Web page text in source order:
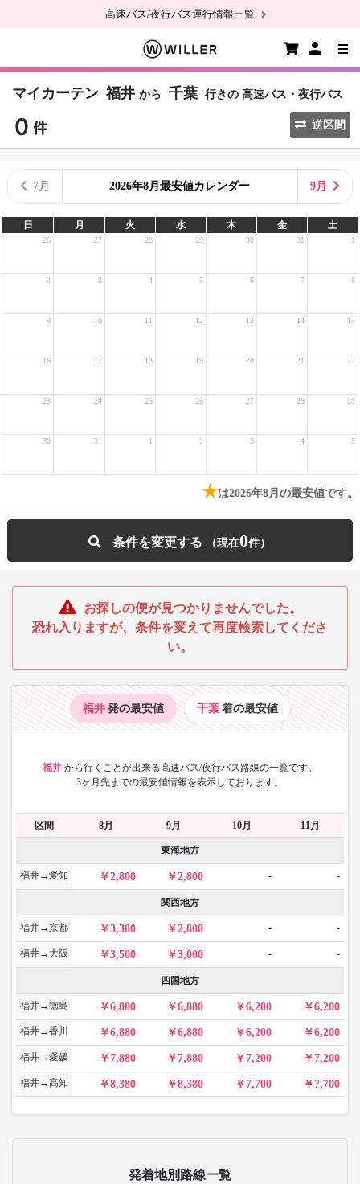
高速バス/夜行バス運行情報一覧
マイカーテン 福井 から 千葉 行きの 高速バス・夜行バス
逆区間
7月 2026年8月最安値カレンダー 9月
日 月 火 水 木 金 土
26 27 28 29 30 31 1
2 3 4 5 6 7 8
9 10 11 12 13 14 15
16 17 18 19 20 21 22
23 24 25 26 27 28 29
30 31 1 2 3 4 5
★は2026年8月の最安値です。
条件を変更する 0
お探しの便が見つかりませんでした。
恐れ入りますが、条件を変えて再度検索してくださ
い。
福井 発の最安値 千葉 着の最安値
福井 から行くことが出来る高速バス/夜行バス路線の一覧です。
3ヶ月先までの最安値情報を表示しております。
区間 8月 9月 10月 11月
東海地方
福井→愛知 2,800 2,800 - -
関西地方
福井→京都 3,300 2,800 - -
福井→大阪 3,500 3,000 - -
四国地方
福井→徳島 6,880 6,880 6,200 6,200
福井→香川 6,880 6,880 6,200 6,200
福井→愛媛 7,880 7,880 7,200 7,200
福井→高知 8,380 8,380 7,700 7,700
発着地別路線一覧